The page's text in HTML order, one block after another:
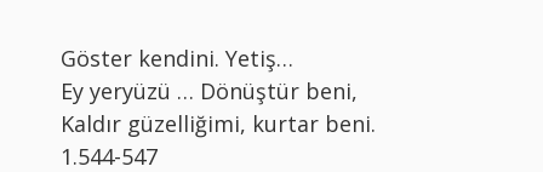
Göster kendini. Yetiş…
Ey yeryüzü … Dönüştür beni,
Kaldır güzelliğimi, kurtar beni.
1.544-547